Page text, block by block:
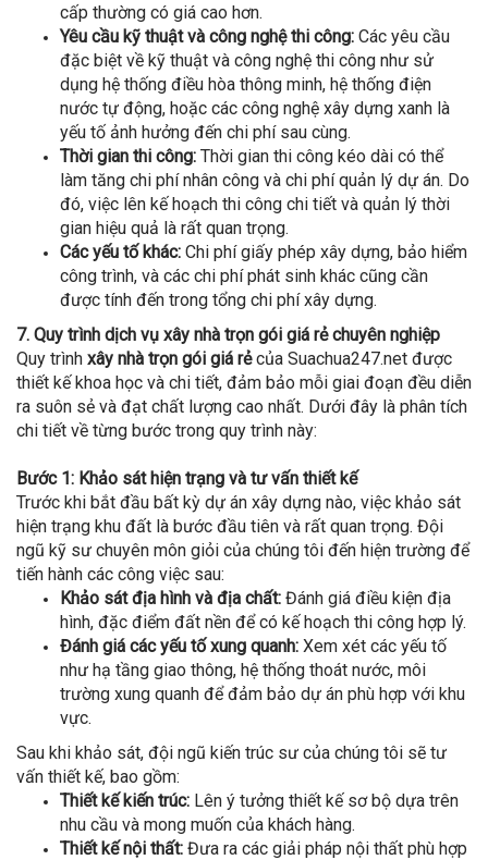
cấp thường có giá cao hơn.
Yêu cầu kỹ thuật và công nghệ thi công: Các yêu cầu
đặc biệt về kỹ thuật và công nghệ thi công như sử
dụng hệ thống điều hòa thông minh, hệ thống điện
nước tự động, hoặc các công nghệ xây dựng xanh là
yếu tố ảnh hưởng đến chi phí sau cùng.
Thời gian thi công: Thời gian thi công kéo dài có thể
làm tăng chi phí nhân công và chi phí quản lý dự án. Do
đó, việc lên kế hoạch thi công chi tiết và quản lý thời
gian hiệu quả là rất quan trọng.
Các yếu tố khác: Chi phí giấy phép xây dựng, bảo hiểm
công trình, và các chi phí phát sinh khác cũng cần
được tính đến trong tổng chi phí xây dựng.
7. Quy trình dịch vụ xây nhà trọn gói giá rẻ chuyên nghiệp
Quy trình xây nhà trọn gói giá rẻcủa Suachua247.net được
thiết kế khoa học và chi tiết, đảm bảo mỗi giai đoạn đều diễn
ra suôn sẻ và đạt chất lượng cao nhất. Dưới đây là phân tích
chi tiết về từng bước trong quy trình này:
Bước 1: Khảo sát hiện trạng và tư vấn thiết kế
Trước khi bắt đầu bất kỳ dự án xây dựng nào, việc khảo sát
hiện trạng khu đất là bước đầu tiên và rất quan trọng. Đội
ngũ kỹ sư chuyên môn giỏi của chúng tôi đến hiện trường để
tiến hành các công việc sau:
Khảo sát địa hình và địa chất: Đánh giá điều kiện địa
hình, đặc điểm đất nền để có kế hoạch thi công hợp lý.
Đánh giá các yếu tố xung quanh: Xem xét các yếu tố
như hạ tầng giao thông, hệ thống thoát nước, môi
trường xung quanh để đảm bảo dự án phù hợp với khu
vực.
Sau khi khảo sát, đội ngũ kiến trúc sư của chúng tôi sẽ tư
vấn thiết kế, bao gồm:
Thiết kế kiến trúc: Lên ý tưởng thiết kế sơ bộ dựa trên
nhu cầu và mong muốn của khách hàng.
Thiết kế nội thất: Đưa ra các giải pháp nội thất phù hợp